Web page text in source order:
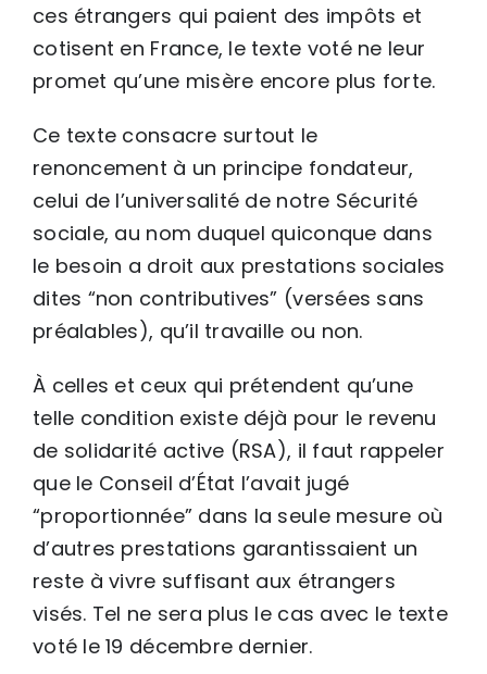
ces étrangers qui paient des impôts et
cotisent en France, le texte voté ne leur
promet qu’une misère encore plus forte.
Ce texte consacre surtout le
renoncement à un principe fondateur,
celui de l’universalité de notre Sécurité
sociale, au nom duquel quiconque dans
le besoin a droit aux prestations sociales
dites “non contributives” (versées sans
préalables), qu’il travaille ou non.
À celles et ceux qui prétendent qu’une
telle condition existe déjà pour le revenu
de solidarité active (RSA), il faut rappeler
que le Conseil d’État l’avait jugé
“proportionnée” dans la seule mesure où
d’autres prestations garantissaient un
reste à vivre suffisant aux étrangers
visés. Tel ne sera plus le cas avec le texte
voté le 19 décembre dernier.